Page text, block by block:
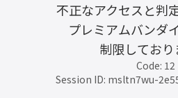
不正なアクセスと判
プレミアムバンダ
制限しており
Code: 12
Session ID: msltn7wu-